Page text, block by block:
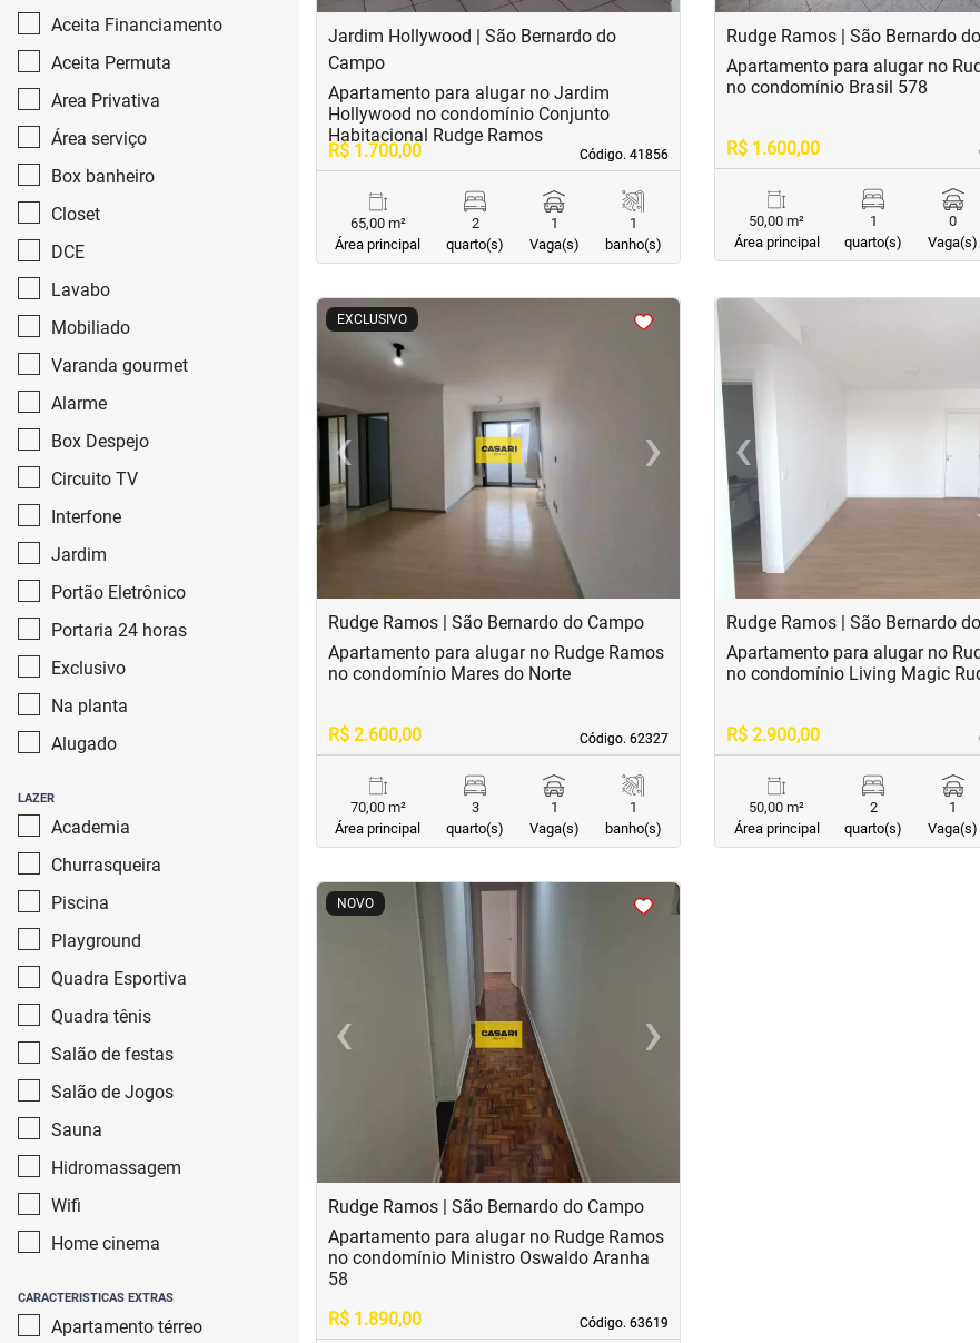
Aceita Financiamento
Aceita Permuta
Area Privativa
Área serviço
Box banheiro
Closet
DCE
Lavabo
Mobiliado
Varanda gourmet
Alarme
Box Despejo
Circuito TV
Interfone
Jardim
Portão Eletrônico
Portaria 24 horas
Exclusivo
Na planta
Alugado
LAZER
Academia
Churrasqueira
Piscina
Playground
Quadra Esportiva
Quadra tênis
Salão de festas
Salão de Jogos
Sauna
Hidromassagem
Wifi
Home cinema
CARACTERISTICAS EXTRAS
Apartamento térreo
Jardim Hollywood | São Bernardo do
Campo
Código. 41856
Código. 41856
Apartamento para alugar no Jardim
Hollywood no condomínio Conjunto
Habitacional Rudge Ramos
R$ 1.700,00
65,00 m²
Área principal
2
quarto(s)
1
Vaga(s)
1
banho(s)
Rudge Ramos | São Bernardo
Apartamento para alugar no
no condomínio Brasil 578
R$ 1.600,00
50,00 m²
Área principal
1
quarto(s)
0
Vaga(s)
EXCLUSIVO
< <<<
‹Previous ›Next
Rudge Ramos | São Bernardo do Campo
Código. 62327
Código. 62327
Apartamento para alugar no Rudge Ramos
no condomínio Mares do Norte
R$ 2.600,00
70,00 m²
Área principal
3
quarto(s)
1
Vaga(s)
1
banho(s)
< <
‹
Previous
Rudge Ramos | São Bernardo
Apartamento para alugar no
no condomínio Living Magic
R$ 2.900,00
50,00 m²
Área principal
2
quarto(s)
1
Vaga(s)
NOVO
< <<<
‹Previous ›Next
Rudge Ramos | São Bernardo do Campo
Código. 63619
Código. 63619
Apartamento para alugar no Rudge Ramos
no condomínio Ministro Oswaldo Aranha
58
R$ 1.890,00